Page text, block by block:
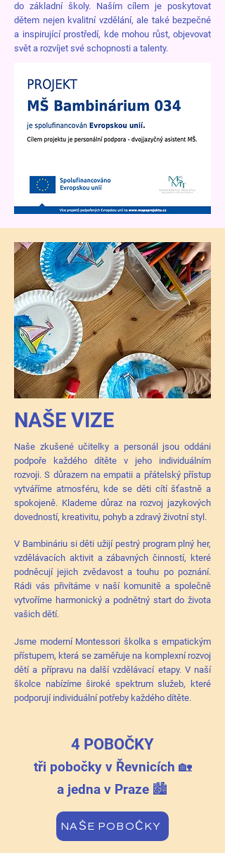
do základní školy. Naším cílem je poskytovat
dětem nejen kvalitní vzdělání, ale také bezpečné
a inspirující prostředí, kde mohou růst, objevovat
svět a rozvíjet své schopnosti a talenty.
NAŠE VIZE
Naše zkušené učitelky a personál jsou oddáni
podpoře každého dítěte v jeho individuálním
rozvoji. S důrazem na empatii a přátelský přístup
vytváříme atmosféru, kde se děti cítí šťastně a
spokojeně. Klademe důraz na rozvoj jazykových
dovedností, kreativitu, pohyb a zdravý životní styl.
V Bambináriu si děti užijí pestrý program plný her,
vzdělávacích aktivit a zábavných činností, které
podněcují jejich zvědavost a touhu po poznání.
Rádi vás přivítáme v naší komunitě a společně
vytvoříme harmonický a podnětný start do života
vašich dětí.
Jsme moderní Montessori školka s empatickým
přístupem, která se zaměřuje na komplexní rozvoj
dětí a přípravu na další vzdělávací etapy. V naší
školce nabízíme široké spektrum služeb, které
podporují individuální potřeby každého dítěte.
4 POBOČKY
tři pobočky v Řevnicích 🏡
a jedna v Praze 🏙️
NAŠE POBOČKY